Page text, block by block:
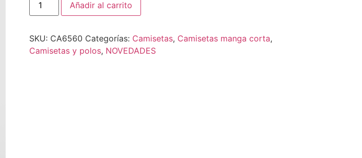
Añadir al carrito
SKU: CA6560 Categorías: Camisetas, Camisetas manga corta,
Camisetas y polos, NOVEDADES